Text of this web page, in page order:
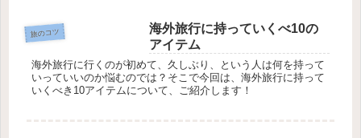
旅のコツ
海外旅行に持っていくべ10の
アイテム
海外旅行に行くのが初めて、久しぶり、という人は何を持って
いっていいのか悩むのでは？そこで今回は、海外旅行に持って
いくべき10アイテムについて、ご紹介します！